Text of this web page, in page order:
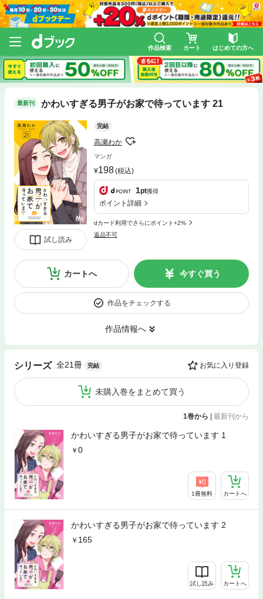
作品検索 カート はじめての方へ
最新刊 かわいすぎる男子がお家で待っています 21
試し読み
完結
高瀬わか
マンガ
198(税込)
1pt獲得
ポイント詳細
dカード利用でさらにポイント+2%
返品不可
カートへ 今すぐ買う
作品をチェックする
作品情報へ
シリーズ 全21冊 完結 お気に入り登録
未購入巻をまとめて買う
1巻から | 最新刊から
かわいすぎる男子がお家で待っています 1
0
1冊無料 カートへ
かわいすぎる男子がお家で待っています 2
165
試し読み カートへ